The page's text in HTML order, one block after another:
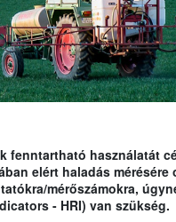
fenntartható használatát
elért haladás
mérőszámokra,
- HRI) van szükség.